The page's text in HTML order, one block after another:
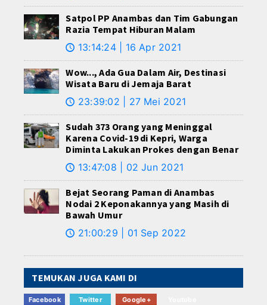
Satpol PP Anambas dan Tim Gabungan
Razia Tempat Hiburan Malam
🕔 13:14:24 | 16 Apr 2021
Wow..., Ada Gua Dalam Air, Destinasi
Wisata Baru di Jemaja Barat
🕔 23:39:02 | 27 Mei 2021
Sudah 373 Orang yang Meninggal
Karena Covid-19 di Kepri, Warga
Diminta Lakukan Prokes dengan Benar
🕔 13:47:08 | 02 Jun 2021
Bejat Seorang Paman di Anambas
Nodai 2 Keponakannya yang Masih di
Bawah Umur
🕔 21:00:29 | 01 Sep 2022
TEMUKAN JUGA KAMI DI
Facebook Twitter Google+